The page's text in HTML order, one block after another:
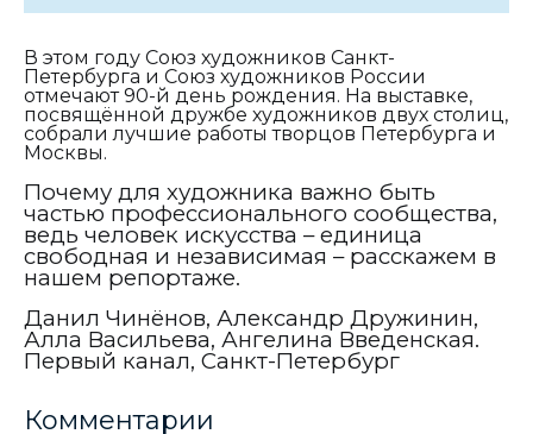
В этом году Союз художников Санкт-
Петербурга и Союз художников России
отмечают 90-й день рождения. На выставке,
посвящённой дружбе художников двух столиц,
собрали лучшие работы творцов Петербурга и
Москвы.
Почему для художника важно быть
частью профессионального сообщества,
ведь человек искусства – единица
свободная и независимая – расскажем в
нашем репортаже.
Данил Чинёнов, Александр Дружинин,
Алла Васильева, Ангелина Введенская.
Первый канал, Санкт-Петербург
Комментарии